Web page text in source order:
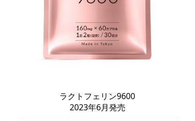
ラクトフェリン9600
2023年6月発売